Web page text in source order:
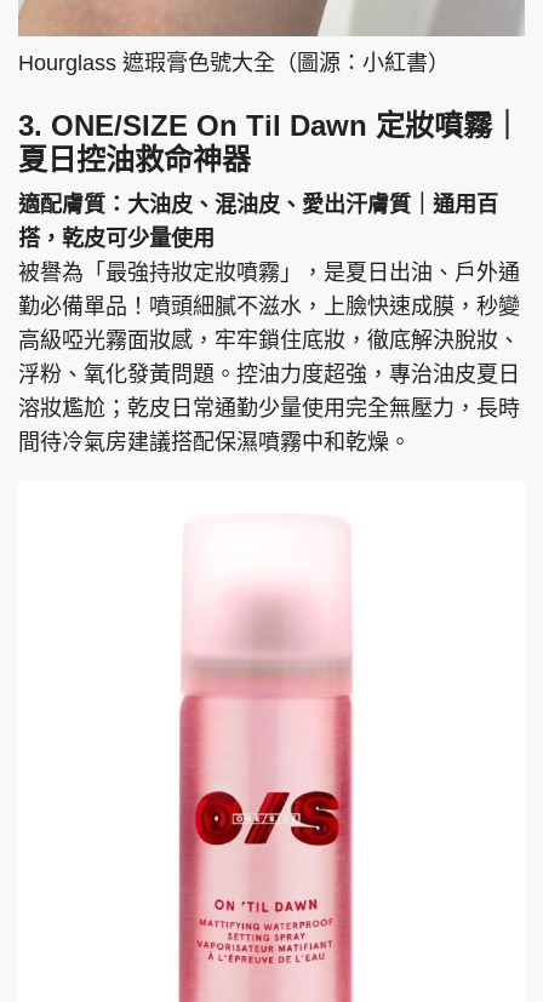
Hourglass 遮瑕膏色號大全（圖源：小紅書）
3. ONE/SIZE On Til Dawn 定妝噴霧｜
夏日控油救命神器
適配膚質：大油皮、混油皮、愛出汗膚質｜通用百
搭，乾皮可少量使用
被譽為「最強持妝定妝噴霧」，是夏日出油、戶外通
勤必備單品！噴頭細膩不滋水，上臉快速成膜，秒變
高級啞光霧面妝感，牢牢鎖住底妝，徹底解決脫妝、
浮粉、氧化發黃問題。控油力度超強，專治油皮夏日
溶妝尷尬；乾皮日常通勤少量使用完全無壓力，長時
間待冷氣房建議搭配保濕噴霧中和乾燥。